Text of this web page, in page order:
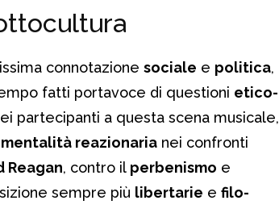
connotazione sociale e politica,
fatti portavoce di questioni etico-
partecipanti a questa scena musicale,
mentalità reazionaria nei confronti
Reagan, contro il perbenismo e
sempre più libertarie e filo-